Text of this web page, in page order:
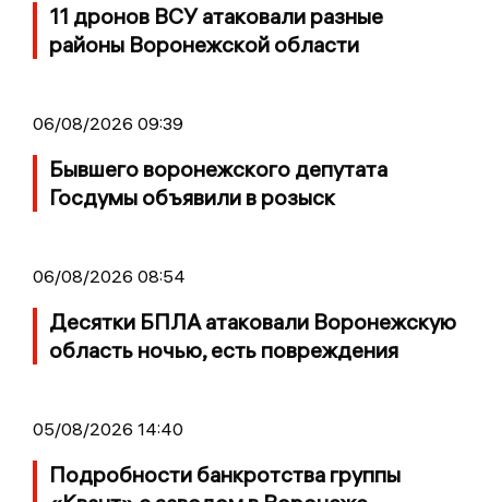
11 дронов ВСУ атаковали разные
районы Воронежской области
06/08/2026 09:39
Бывшего воронежского депутата
Госдумы объявили в розыск
06/08/2026 08:54
Десятки БПЛА атаковали Воронежскую
область ночью, есть повреждения
05/08/2026 14:40
Подробности банкротства группы